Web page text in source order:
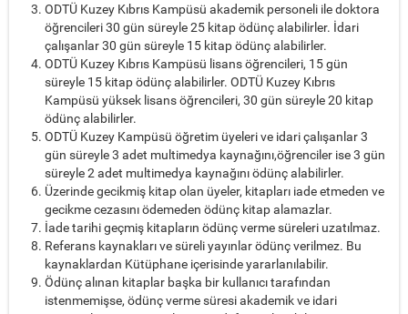
ODTÜ Kuzey Kıbrıs Kampüsü akademik personeli ile doktora
öğrencileri 30 gün süreyle 25 kitap ödünç alabilirler. İdari
çalışanlar 30 gün süreyle 15 kitap ödünç alabilirler.
ODTÜ Kuzey Kıbrıs Kampüsü lisans öğrencileri, 15 gün
süreyle 15 kitap ödünç alabilirler. ODTÜ Kuzey Kıbrıs
Kampüsü yüksek lisans öğrencileri, 30 gün süreyle 20 kitap
ödünç alabilirler.
ODTÜ Kuzey Kampüsü öğretim üyeleri ve idari çalışanlar 3
gün süreyle 3 adet multimedya kaynağını,öğrenciler ise 3 gün
süreyle 2 adet multimedya kaynağını ödünç alabilirler.
Üzerinde gecikmiş kitap olan üyeler, kitapları iade etmeden ve
gecikme cezasını ödemeden ödünç kitap alamazlar.
İade tarihi geçmiş kitapların ödünç verme süreleri uzatılmaz.
Referans kaynakları ve süreli yayınlar ödünç verilmez. Bu
kaynaklardan Kütüphane içerisinde yararlanılabilir.
Ödünç alınan kitaplar başka bir kullanıcı tarafından
istenmemişse, ödünç verme süresi akademik ve idari